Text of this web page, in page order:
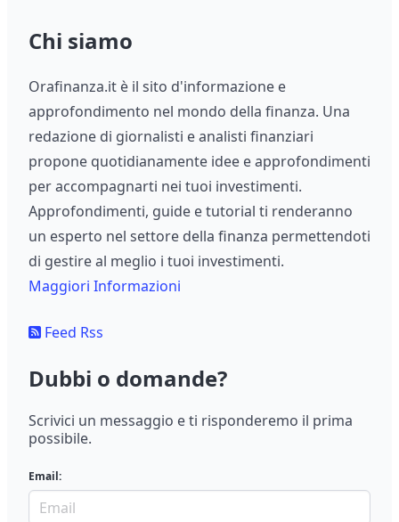
Chi siamo
Orafinanza.it è il sito d'informazione e
approfondimento nel mondo della finanza. Una
redazione di giornalisti e analisti finanziari
propone quotidianamente idee e approfondimenti
per accompagnarti nei tuoi investimenti.
Approfondimenti, guide e tutorial ti renderanno
un esperto nel settore della finanza permettendoti
di gestire al meglio i tuoi investimenti.
Maggiori Informazioni
Feed Rss
Dubbi o domande?
Scrivici un messaggio e ti risponderemo il prima
possibile.
Email: